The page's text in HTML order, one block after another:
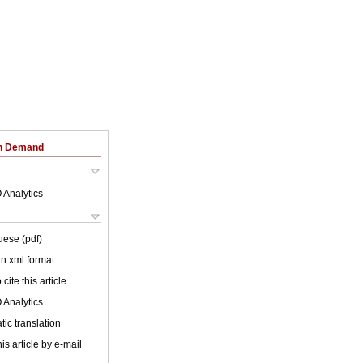
Demand
Analytics
(pdf)
xml format
cite this article
Analytics
translation
article by e-mail